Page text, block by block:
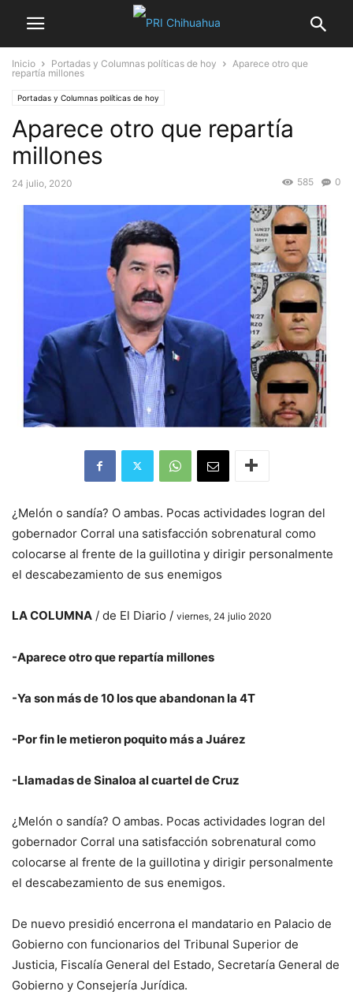
Inicio Portadas y Columnas políticas de hoy
Aparece otro que
repartía millones
Portadas y Columnas políticas de hoy
Aparece otro que repartía
millones
24 julio, 2020 0
585
¿Melón o sandía? O ambas. Pocas actividades logran del
gobernador Corral una satisfacción sobrenatural como
colocarse al frente de la guillotina y dirigir personalmente
el descabezamiento de sus enemigos
LA COLUMNA / de El Diario / viernes, 24 julio 2020
-Aparece otro que repartía millones
-Ya son más de 10 los que abandonan la 4T
-Por fin le metieron poquito más a Juárez
-Llamadas de Sinaloa al cuartel de Cruz
¿Melón o sandía? O ambas. Pocas actividades logran del
gobernador Corral una satisfacción sobrenatural como
colocarse al frente de la guillotina y dirigir personalmente
el descabezamiento de sus enemigos.
De nuevo presidió encerrona el mandatario en Palacio de
Gobierno con funcionarios del Tribunal Superior de
Justicia, Fiscalía General del Estado, Secretaría General de
Gobierno y Consejería Jurídica.